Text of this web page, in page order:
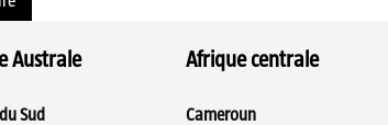
Australe
Sud
Afrique centrale
Cameroun